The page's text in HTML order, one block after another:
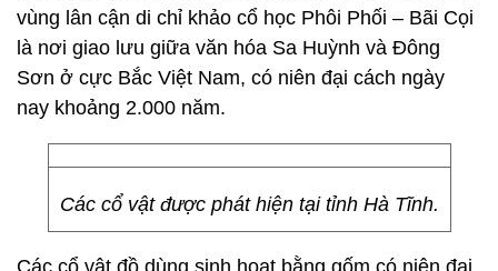
vùng lân cận di chỉ khảo cổ học Phôi Phối – Bãi Cọi
là nơi giao lưu giữa văn hóa Sa Huỳnh và Đông
Sơn ở cực Bắc Việt Nam, có niên đại cách ngày
nay khoảng 2.000 năm.
Các cổ vật được phát hiện tại tỉnh Hà Tĩnh.
Các cổ vật đồ dùng sinh hoạt bằng gốm có niên đại